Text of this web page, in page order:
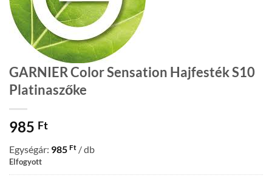
GARNIER Color Sensation Hajfesték S10
Platinaszőke
985 Ft
Egységár: 985 Ft / db
Elfogyott